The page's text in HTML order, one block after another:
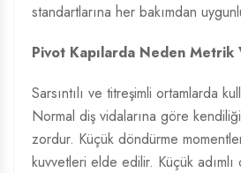
standartlarına her bakımdan
Pivot Kapılarda Neden Metrik
Sarsıntılı ve titreşimli ortamlarda
Normal diş vidalarına göre
zordur. Küçük döndürme
kuvvetleri elde edilir. Küçük adımlı